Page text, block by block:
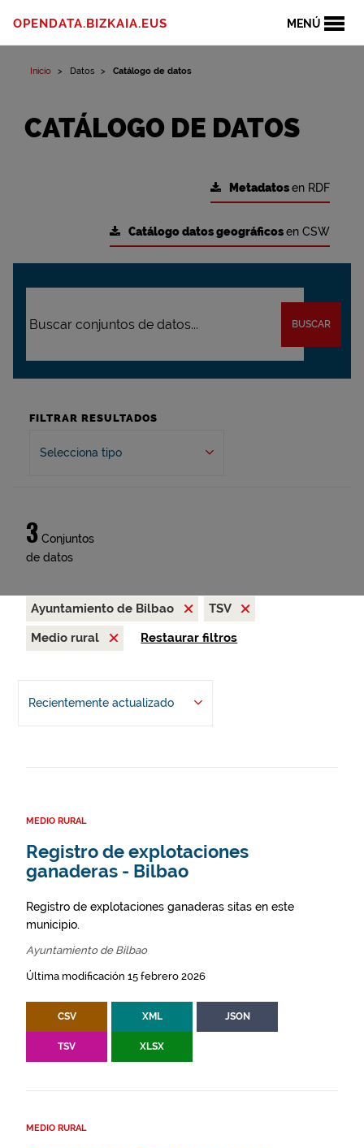
MENÚ
OPENDATA.BIZKAIA.EUS
Inicio Datos Catálogo de datos
CATÁLOGO DE DATOS
Metadatosen RDF
Catálogo datos geográficosen CSW
BUSCAR
FILTRAR RESULTADOS
Selecciona tipo
3 Conjuntos
de datos
Ayuntamiento de Bilbao
TSV
Medio rural
Restaurar filtros
Recientemente actualizado
MEDIO RURAL
Registro de explotaciones
ganaderas - Bilbao
Registro de explotaciones ganaderas sitas en este
municipio.
Ayuntamiento de Bilbao
Última modificación 15 febrero 2026
CSV XML JSON
TSV XLSX
MEDIO RURAL